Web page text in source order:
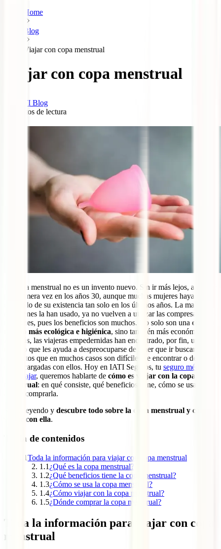
Home
Blog
Viajar con copa menstrual
Viajar con copa menstrual
IATI Blog
minutos de lectura
La copa menstrual no es un invento nuevo. Sin ir más lejos, apareció
por primera vez en los años 30, aunque muchas mujeres hayan
conocido de su existencia tan solo en los últimos años. La mayoría
de quienes la han usado, ya no vuelven a utilizar las compresas o los
tampones, pues los beneficios son muchos. No solo son una opción
mucho más ecológica e higiénica, sino también más económica.
Además, las viajeras empedernidas han encontrado, por fin, un
método que les ayuda a despreocuparse de tener que ir buscando
productos que en muchos casos son difíciles de encontrar o de tener
que ir cargadas con ellos. Hoy en IATI Seguros, tu seguro médico
para viajar, queremos hablarte de cómo es viajar con la copa
menstrual: en qué consiste, qué beneficios tiene, cómo se usa y
dónde comprarla.
Sigue leyendo y descubre todo sobre la copa menstrual y cómo
viajar con ella.
Tabla de contenidos
1Toda la información para viajar con copa menstrual
1.1 ¿Qué es la copa menstrual?
1.2¿Qué beneficios tiene la copa menstrual?
1.3¿Cómo se usa la copa menstrual?
1.4¿Cómo viajar con la copa menstrual?
1.5¿Dónde comprar la copa menstrual?
Toda la información para viajar con copa
menstrual